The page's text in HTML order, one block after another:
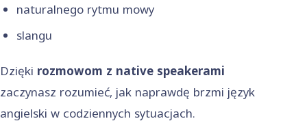
naturalnego rytmu mowy
slangu
Dzięki rozmowom z native speakerami
zaczynasz rozumieć, jak naprawdę brzmi język
angielski w codziennych sytuacjach.